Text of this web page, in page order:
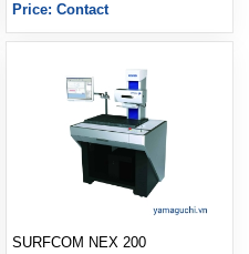
Price: Contact
SURFCOM NEX 200